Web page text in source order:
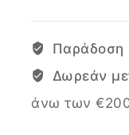
Παράδοση
Δωρεάν
άνω των